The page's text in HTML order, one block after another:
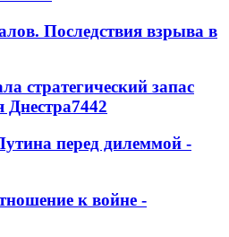
Последствия взрыва в
стратегический запас
Днестра7442
перед дилеммой -
к войне -